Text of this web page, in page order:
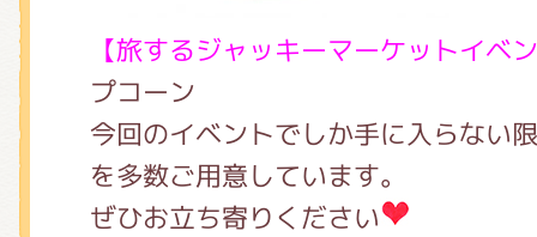
【旅するジャッキーマーケットイベ
プコーン
今回のイベントでしか手に入らない
を多数ご用意しています。
ぜひお立ち寄りください